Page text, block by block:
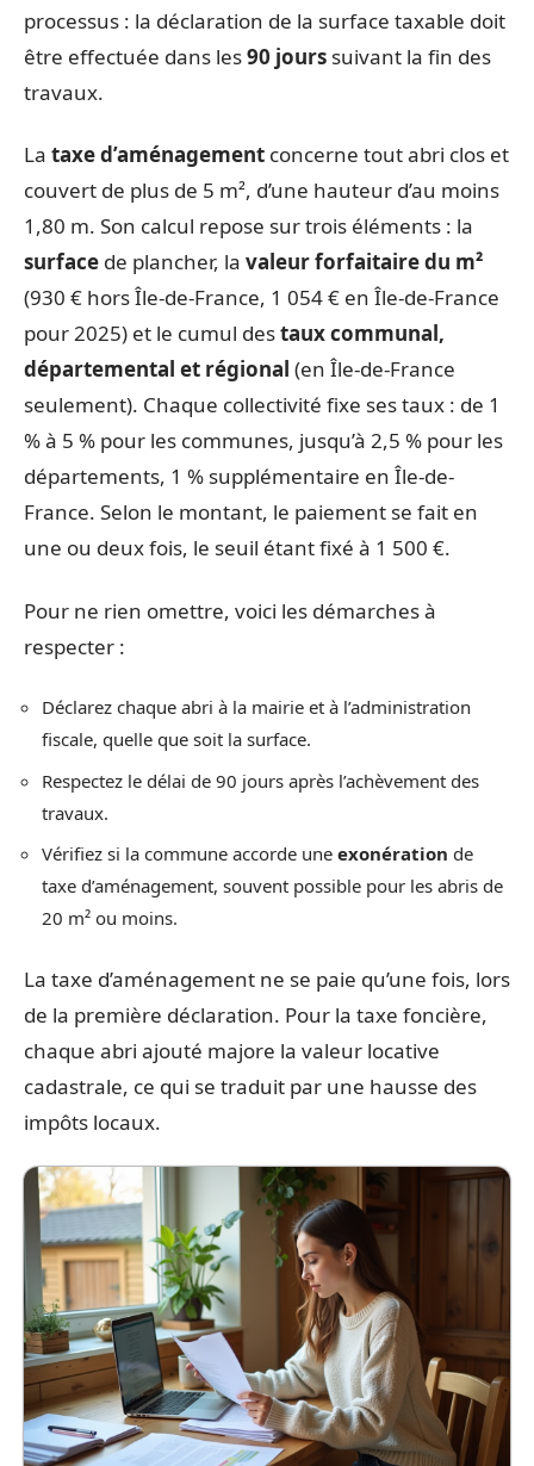
processus : la déclaration de la surface taxable doit
être effectuée dans les90 jours suivant la fin des
travaux.
La taxe d’aménagement concerne tout abri clos et
couvert de plus de 5 m², d’une hauteur d’au moins
1,80 m. Son calcul repose sur trois éléments : la
surface de plancher, la valeur forfaitaire du m²
(930 € hors Île-de-France, 1 054 € en Île-de-France
pour 2025) et le cumul destaux communal,
départemental et régional (en Île-de-France
seulement). Chaque collectivité fixe ses taux : de 1
% à 5 % pour les communes, jusqu’à 2,5 % pour les
départements, 1 % supplémentaire en Île-de-
France. Selon le montant, le paiement se fait en
une ou deux fois, le seuil étant fixé à 1 500 €.
Pour ne rien omettre, voici les démarches à
respecter :
Déclarez chaque abri à la mairie et à l’administration
fiscale, quelle que soit la surface.
Respectez le délai de 90 jours après l’achèvement des
travaux.
Vérifiez si la commune accorde une exonération de
taxe d’aménagement, souvent possible pour les abris de
20 m² ou moins.
La taxe d’aménagement ne se paie qu’une fois, lors
de la première déclaration. Pour la taxe foncière,
chaque abri ajouté majore la valeur locative
cadastrale, ce qui se traduit par une hausse des
impôts locaux.